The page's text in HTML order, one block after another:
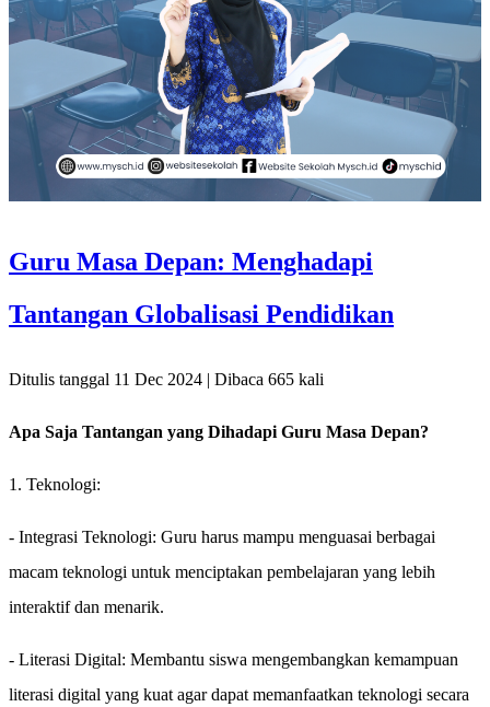
Guru Masa Depan: Menghadapi
Tantangan Globalisasi Pendidikan
Ditulis tanggal 11 Dec 2024 | Dibaca 665 kali
Apa Saja Tantangan yang Dihadapi Guru Masa Depan?
1. Teknologi:
- Integrasi Teknologi: Guru harus mampu menguasai berbagai
macam teknologi untuk menciptakan pembelajaran yang lebih
interaktif dan menarik.
- Literasi Digital: Membantu siswa mengembangkan kemampuan
literasi digital yang kuat agar dapat memanfaatkan teknologi secara